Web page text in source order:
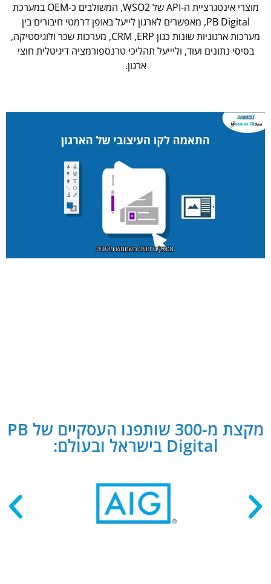
מוצרי אינטגרציית ה-API של WSO2, המשולבים כ-OEM במערכת
PB Digital, מאפשרים לארגון לייעל באופן דרמטי חיבורים בין
מערכות ארגוניות שונות כגון CRM ,ERP, מערכות שכר ולוגיסטיקה,
בסיסי נתונים ועוד, וליייעל תהליכי טרנספורמציה דיגיטלית חוצי
ארגון.
מקצת מ-300 שותפנו העסקיים של PB
Digital בישראל ובעולם: